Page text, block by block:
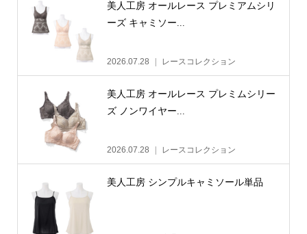
美人工房 オールレース プレミアムシリ
ーズ キャミソー...
2026.07.28 レースコレクション
美人工房 オールレース プレミムシリー
ズ ノンワイヤー...
2026.07.28 レースコレクション
美人工房 シンプルキャミソール単品